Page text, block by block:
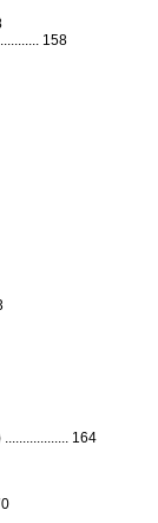
158
164